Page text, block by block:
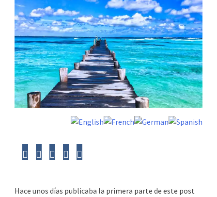
Hace unos días publicaba la primera parte de este post